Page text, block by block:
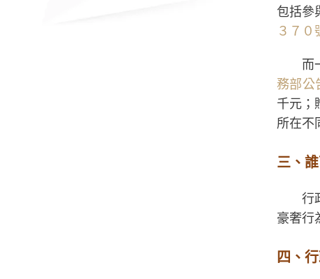
包括參
３７０
而
務部公
千元；
所在不
三、
行
豪奢行
四、